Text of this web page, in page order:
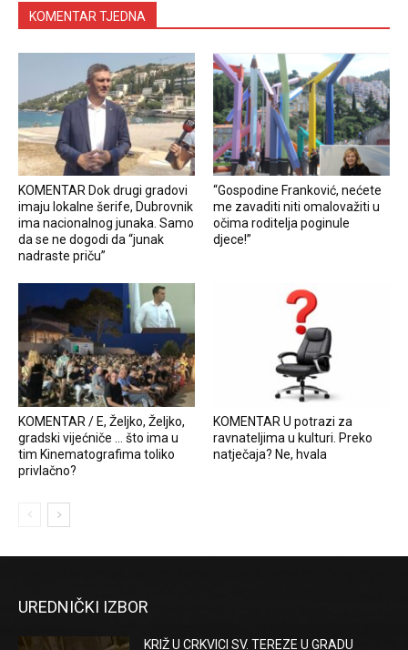
KOMENTAR TJEDNA
KOMENTAR Dok drugi gradovi
imaju lokalne šerife, Dubrovnik
ima nacionalnog junaka. Samo
da se ne dogodi da “junak
nadraste priču”
“Gospodine Franković, nećete
me zavaditi niti omalovažiti u
očima roditelja poginule
djece!”
KOMENTAR / E, Željko, Željko,
gradski vijećniče … što ima u
tim Kinematografima toliko
privlačno?
KOMENTAR U potrazi za
ravnateljima u kulturi. Preko
natječaja? Ne, hvala
UREDNIČKI IZBOR
KRIŽ U CRKVICI SV. TEREZE U GRADU